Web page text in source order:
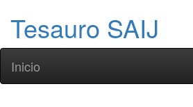
Tesauro SAIJ
Inicio